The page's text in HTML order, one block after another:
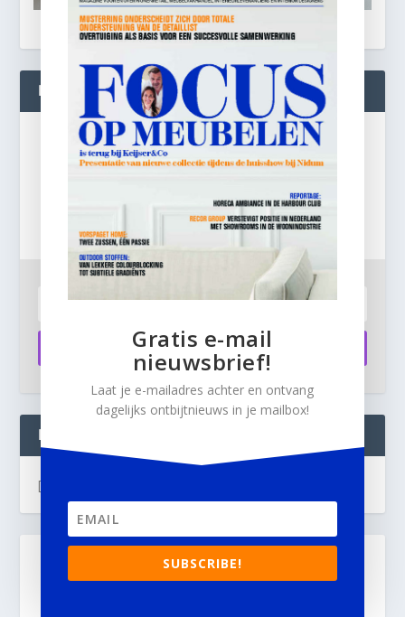
BLIJF OP DE HOOGTE!
Gratis
e-mail nieuwsbrief!
Laat je e-mailadres achter en ontvang dagelijks
ontbijtnieuws in je mailbox.
Aanmelden
INTERIOR BUSINESS LIVE:
[instagram-feed]
Gratis e-mail
nieuwsbrief!
Laat je e-mailadres achter en ontvang
dagelijks ontbijtnieuws in je mailbox!
SUBSCRIBE!